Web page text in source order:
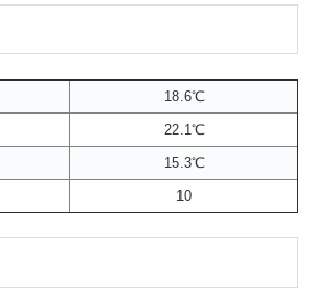
18.6℃
22.1℃
15.3℃
10